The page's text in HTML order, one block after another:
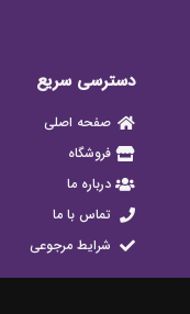
دسترسی سریع
صفحه اصلی
فروشگاه
درباره ما
تماس با ما
شرایط مرجوعی